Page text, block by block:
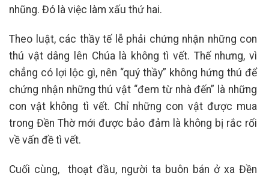
nhũng. Đó là việc làm xấu thứ hai.
Theo luật, các thầy tế lễ phải chứng nhận những con
thú vật dâng lên Chúa là không tì vết. Thế nhưng, vì
chẳng có lợi lộc gì, nên “quý thầy” không hứng thú để
chứng nhận những thú vật “đem từ nhà đến” là những
con vật không tì vết. Chỉ những con vật được mua
trong Đền Thờ mới được bảo đảm là không bị rắc rối
về vấn đề tì vết.
Cuối cùng, thoạt đầu, người ta buôn bán ở xa Đền